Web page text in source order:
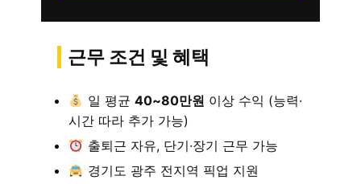
근무 조건 및 혜택
일 평균 40~80만원 이상 수익 (능력·
시간 따라 추가 가능)
출퇴근 자유, 단기·장기 근무 가능
경기도 광주 전지역 픽업 지원